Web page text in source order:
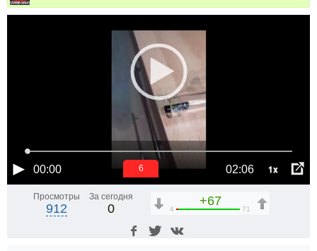
00:00 02:06 1x
6
Просмотры
912
За сегодня
0
+67
4 71